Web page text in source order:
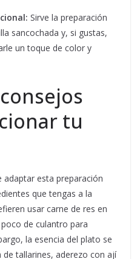
Sirve la preparación
sancochada y, si gustas,
un toque de color y
tu
adaptar esta preparación
que tengas a la
usar carne de res en
de culantro para
la esencia del plato se
tallarines, aderezo con ají